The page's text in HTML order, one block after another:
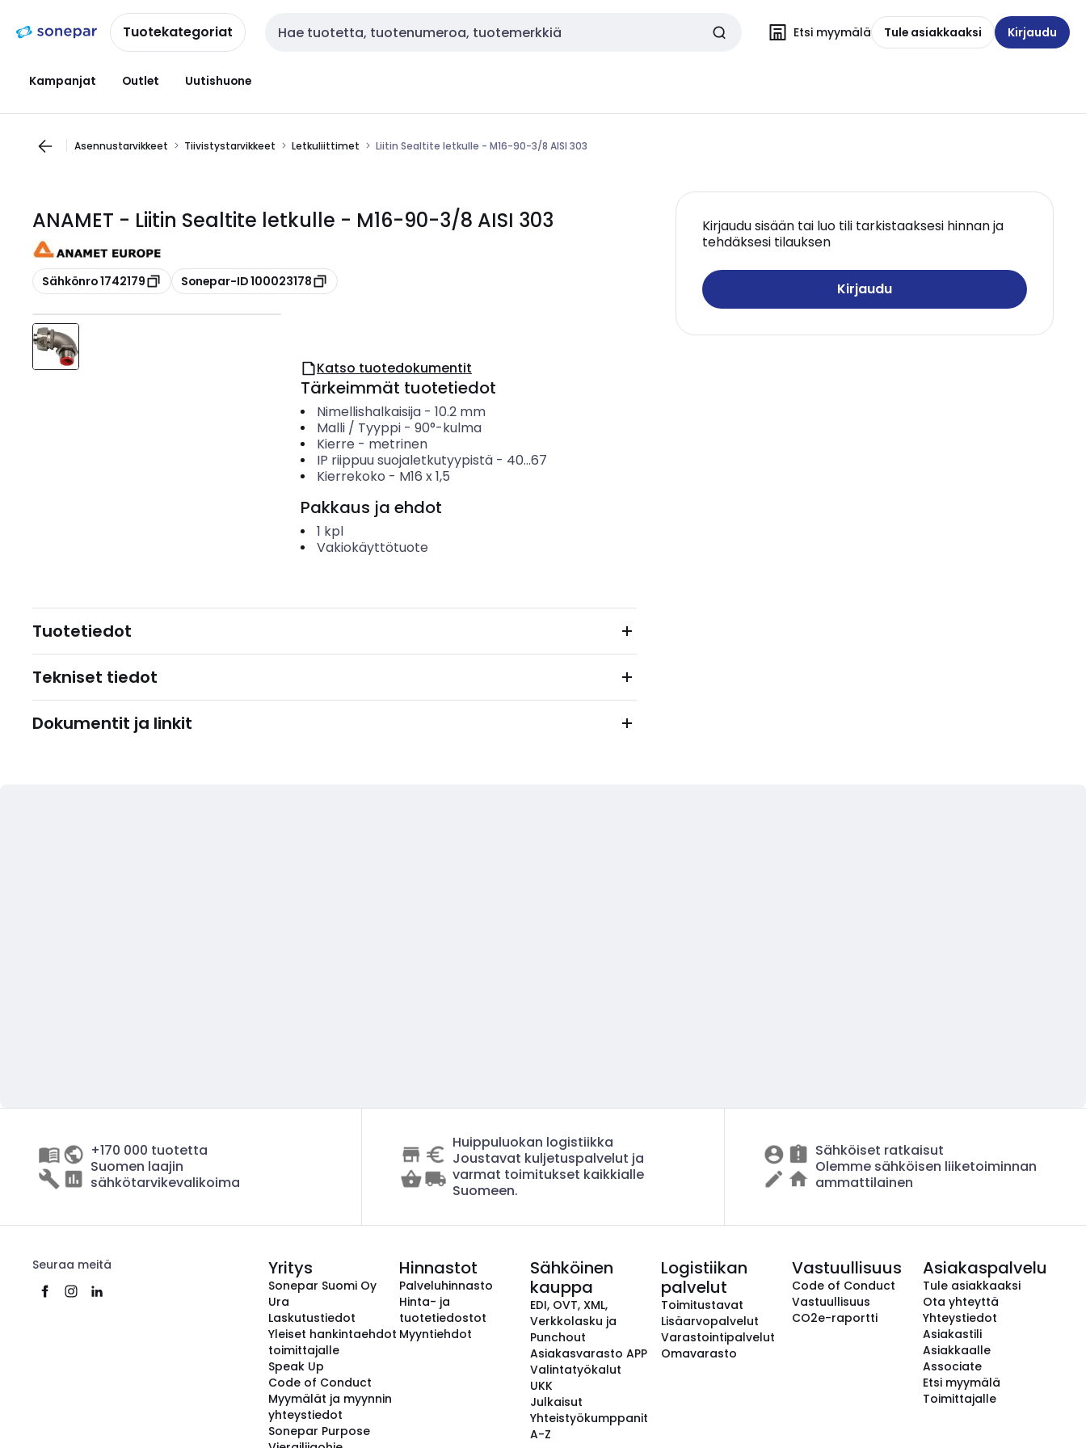
navigointiinsisältöönTuotekategoriat Haku Etsi myymälä Tule asiakkaaksi Kirjaudu
Kampanjat Outlet Uutishuone
Asennustarvikkeet Tiivistystarvikkeet Letkuliittimet Liitin Sealtite letkulle - M16-90-3/8 AISI 303
ANAMET - Liitin Sealtite letkulle - M16-90-3/8 AISI 303
Kopioi
Sähkönro 1742179 Kopioi
Sonepar-ID 100023178
Kirjaudu sisään tai luo tili tarkistaaksesi hinnan ja
tehdäksesi tilauksen
Kirjaudu
Katso tuotedokumentit
Tärkeimmät tuotetiedot
Nimellishalkaisija- 10.2 mm
Malli / Tyyppi- 90°-kulma
Kierre - metrinen
IP riippuu suojaletkutyypistä- 40...67
Kierrekoko - M16 x 1,5
Pakkaus ja ehdot
1 kpl
Vakiokäyttötuote
Tuotetiedot
Tekniset tiedot
Dokumentit ja linkit
+170 000 tuotetta
Suomen laajin
sähkötarvikevalikoima
Huippuluokan logistiikka
Joustavat kuljetuspalvelut ja
varmat toimitukset kaikkialle
Suomeen.
Sähköiset ratkaisut
Olemme sähköisen liiketoiminnan
ammattilainen
Seuraa meitä Yritys
Sonepar Suomi Oy
Ura
Laskutustiedot
Yleiset hankintaehdot
toimittajalle
Speak Up
Code of Conduct
Myymälät ja myynnin
yhteystiedot
Sonepar Purpose
Hinnastot
Palveluhinnasto
Hinta- ja
tuotetiedostot
Myyntiehdot
Sähköinen
kauppa
EDI, OVT, XML,
Verkkolasku ja
Punchout
Asiakasvarasto APP
Valintatyökalut
UKK
Julkaisut
Yhteistyökumppanit
A-Z
Logistiikan
palvelut
Toimitustavat
Lisäarvopalvelut
Varastointipalvelut
Omavarasto
Vastuullisuus
Code of Conduct
Vastuullisuus
CO2e-raportti
Asiakaspalvelu
Tule asiakkaaksi
Ota yhteyttä
Yhteystiedot
Asiakastili
Asiakkaalle
Associate
Etsi myymälä
Toimittajalle